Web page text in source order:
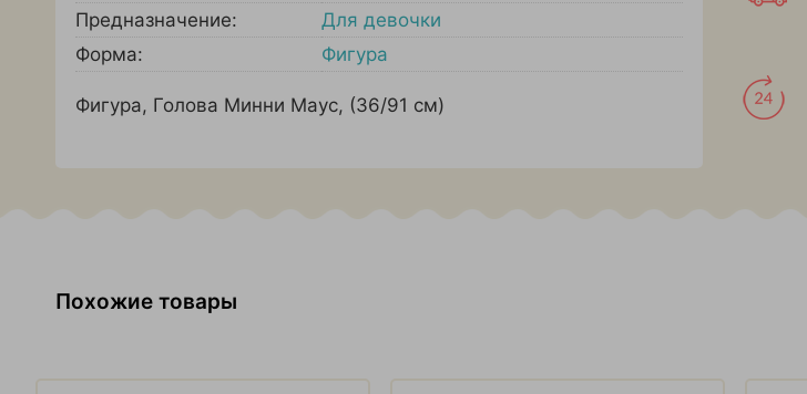
Предназначение:
Для девочки
Форма:
Фигура
Фигура, Голова Минни Маус, (36/91 см)
Похожие товары